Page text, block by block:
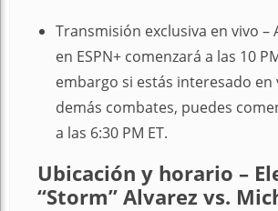
Transmisión exclusiva en vivo –
en ESPN+ comenzará a las 10
embargo si estás interesado en
demás combates, puedes
a las 6:30 PM ET.
Ubicación y horario –
“Storm” Alvarez vs.